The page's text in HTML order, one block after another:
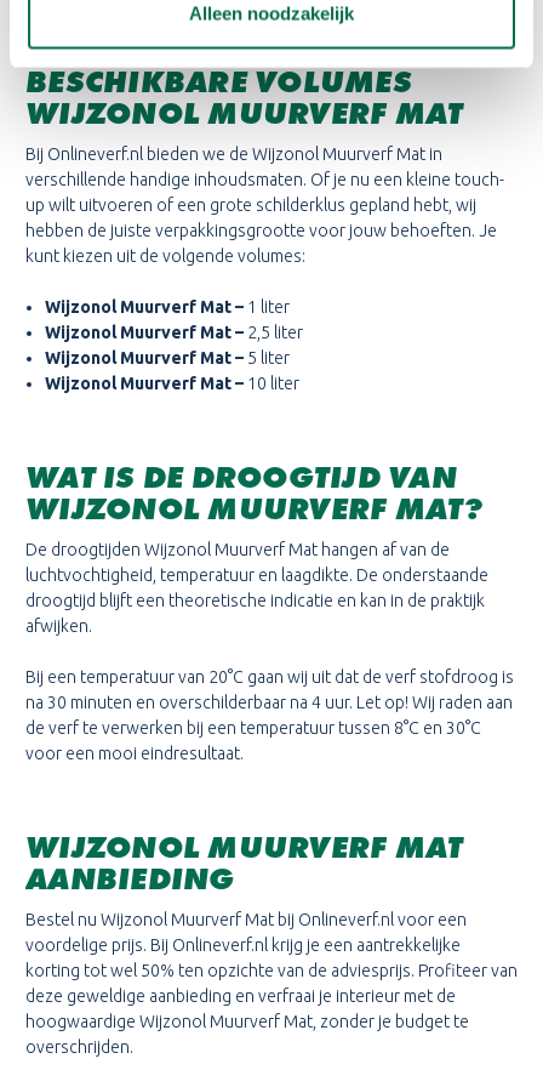
Alleen noodzakelijk
BESCHIKBARE VOLUMES
WIJZONOL MUURVERF MAT
Bij Onlineverf.nl bieden we de Wijzonol Muurverf Mat in
verschillende handige inhoudsmaten. Of je nu een kleine touch-
up wilt uitvoeren of een grote schilderklus gepland hebt, wij
hebben de juiste verpakkingsgrootte voor jouw behoeften. Je
kunt kiezen uit de volgende volumes:
Wijzonol Muurverf Mat– 1 liter
Wijzonol Muurverf Mat– 2,5 liter
Wijzonol Muurverf Mat– 5 liter
Wijzonol Muurverf Mat– 10 liter
WAT IS DE DROOGTIJD VAN
WIJZONOL MUURVERF MAT?
De droogtijden Wijzonol Muurverf Mat hangen af van de
luchtvochtigheid, temperatuur en laagdikte. De onderstaande
droogtijd blijft een theoretische indicatie en kan in de praktijk
afwijken.
Bij een temperatuur van 20°C gaan wij uit dat de verf stofdroog is
na 30 minuten en overschilderbaar na 4 uur. Let op! Wij raden aan
de verf te verwerken bij een temperatuur tussen 8°C en 30°C
voor een mooi eindresultaat.
WIJZONOL MUURVERF MAT
AANBIEDING
Bestel nu Wijzonol Muurverf Mat bij Onlineverf.nl voor een
voordelige prijs. Bij Onlineverf.nl krijg je een aantrekkelijke
korting tot wel 50% ten opzichte van de adviesprijs. Profiteer van
deze geweldige aanbieding en verfraai je interieur met de
hoogwaardige Wijzonol Muurverf Mat, zonder je budget te
overschrijden.